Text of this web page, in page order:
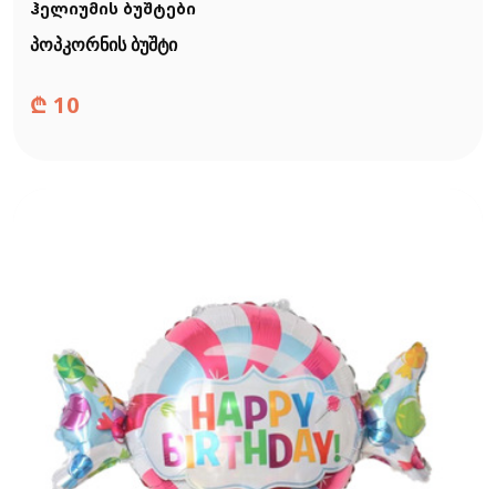
ჰელიუმის ბუშტები
პოპკორნის ბუშტი
₾ 10